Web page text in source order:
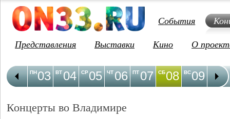
События
Представления
Выставки Кино О
03
ПН 04
ВТ 05
СР 06
ЧТ 07
ПТ 08
СБ 09
ВС 10
ПН
Концерты во Владимире